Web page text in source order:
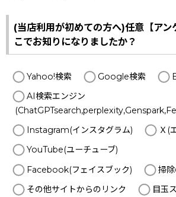
(当店利用が初めての方へ)任意【ア
こでお知りになりましたか？
Yahoo!検索 Google検索
AI検索エンジン
Instagram(インスタグラム)
Ｘ(
YouTube(ユーチューブ)
Facebook(フェイスブック)
掃
その他サイトからのリンク
目玉